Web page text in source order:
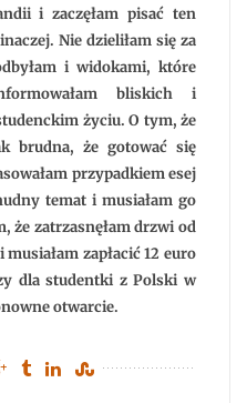
Przylądek
Północny
i zaczęłam pisać ten
Nie dzieliłam się za
i widokami, które
bliskich i
życiu. O tym, że
brudna, że gotować się
przypadkiem esej
temat i musiałam go
że zatrzasnęłam drzwi od
zapłacić 12 euro
dla studentki z Polski w
otwarcie.